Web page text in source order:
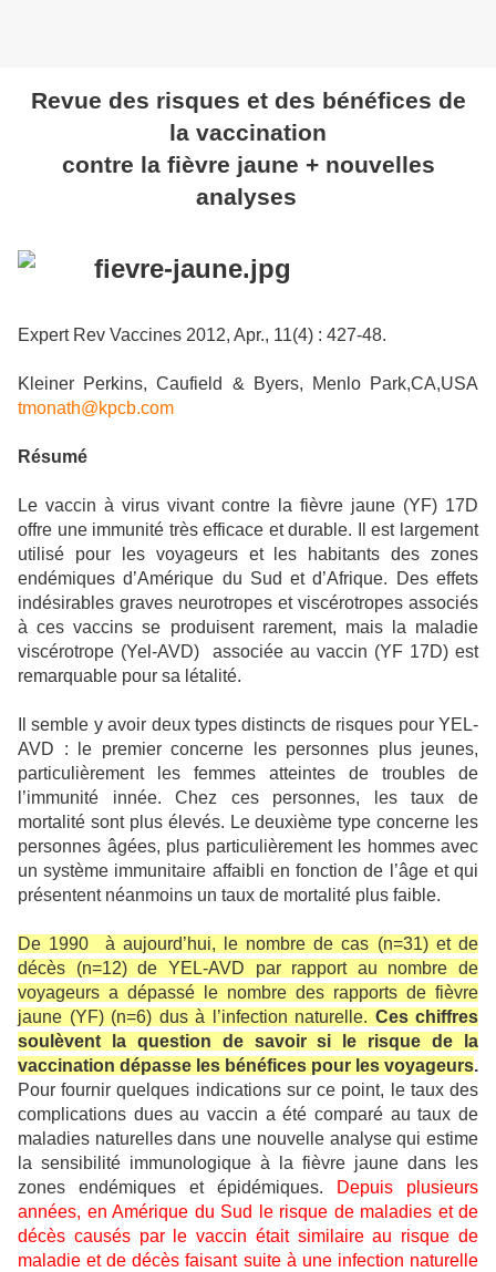
Revue des risques et des bénéfices de
la vaccination
contre la fièvre jaune + nouvelles
analyses
Expert Rev Vaccines 2012, Apr., 11(4) : 427-48.
Kleiner Perkins, Caufield & Byers, Menlo Park,CA,USA
tmonath@kpcb.com
Résumé
Le vaccin à virus vivant contre la fièvre jaune (YF) 17D
offre une immunité très efficace et durable. Il est largement
utilisé pour les voyageurs et les habitants des zones
endémiques d’Amérique du Sud et d’Afrique. Des effets
indésirables graves neurotropes et viscérotropes associés
à ces vaccins se produisent rarement, mais la maladie
viscérotrope (Yel-AVD)
associée au vaccin (YF 17D) est
remarquable pour sa létalité.
Il semble y avoir deux types distincts de risques pour YEL-
AVD : le premier concerne les personnes plus jeunes,
particulièrement les femmes atteintes de troubles de
l’immunité innée. Chez ces personnes, les taux de
mortalité sont plus élevés. Le deuxième type concerne les
personnes âgées, plus particulièrement les hommes avec
un système immunitaire affaibli en fonction de l’âge et qui
présentent néanmoins un taux de mortalité plus faible.
De 1990
à aujourd’hui, le nombre de cas (n=31) et de
décès (n=12) de YEL-AVD par rapport au nombre de
voyageurs a dépassé le nombre des rapports de fièvre
jaune (YF) (n=6) dus à l’infection naturelle. Ces chiffres
soulèvent la question de savoir si le risque de la
vaccination dépasse les bénéfices pour les voyageurs.
Pour fournir quelques indications sur ce point, le taux des
complications dues au vaccin a été comparé au taux de
maladies naturelles dans une nouvelle analyse qui estime
la sensibilité immunologique à la fièvre jaune dans les
zones endémiques et épidémiques.
Depuis plusieurs
années, en Amérique du Sud le risque de maladies et de
décès causés par le vaccin était similaire au risque de
maladie et de décès faisant suite à une infection naturelle